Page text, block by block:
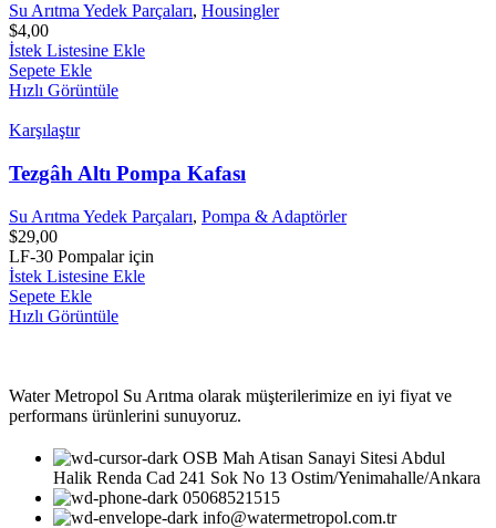
Su Arıtma Yedek Parçaları, Housingler
$4,00
İstek Listesine Ekle
Sepete Ekle
Hızlı Görüntüle
Karşılaştır
Tezgâh Altı Pompa Kafası
Su Arıtma Yedek Parçaları, Pompa & Adaptörler
$29,00
LF-30 Pompalar için
İstek Listesine Ekle
Sepete Ekle
Hızlı Görüntüle
Water Metropol Su Arıtma olarak müşterilerimize en iyi fiyat ve
performans ürünlerini sunuyoruz.
OSB Mah Atisan Sanayi Sitesi Abdul
Halik Renda Cad 241 Sok No 13 Ostim/Yenimahalle/Ankara
05068521515
info@watermetropol.com.tr